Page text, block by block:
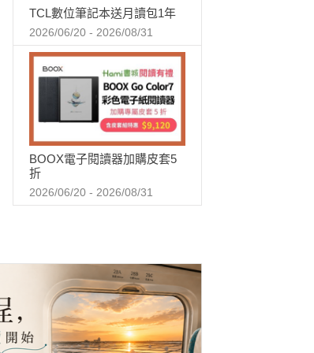
TCL數位筆記本送月讀包1年
2026/06/20 - 2026/08/31
BOOX電子閱讀器加購皮套5
折
2026/06/20 - 2026/08/31